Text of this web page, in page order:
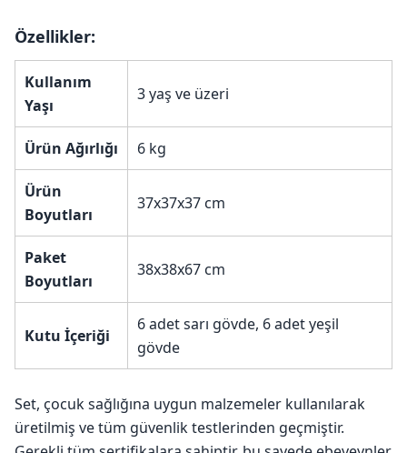
Özellikler:
Kullanım
Yaşı
3 yaş ve üzeri
Ürün Ağırlığı 6 kg
Ürün
Boyutları
37x37x37 cm
Paket
Boyutları
38x38x67 cm
Kutu İçeriği
6 adet sarı gövde, 6 adet yeşil
gövde
Set, çocuk sağlığına uygun malzemeler kullanılarak
üretilmiş ve tüm güvenlik testlerinden geçmiştir.